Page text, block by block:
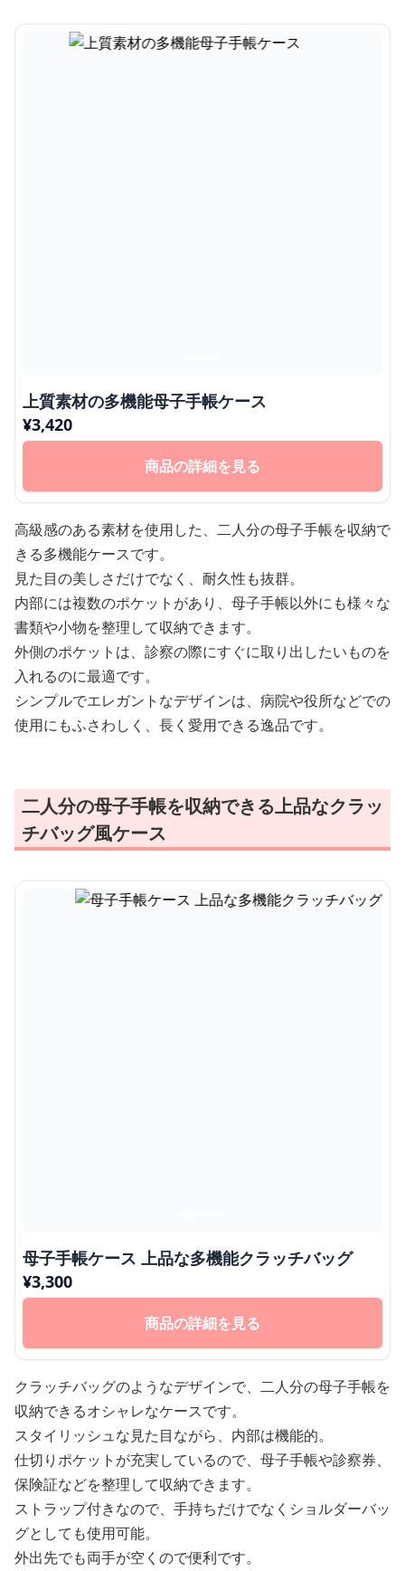
上質素材の多機能母子手帳ケース
¥3,420
商品の詳細を見る
高級感のある素材を使用した、二人分の母子手帳を収納で
きる多機能ケースです。
見た目の美しさだけでなく、耐久性も抜群。
内部には複数のポケットがあり、母子手帳以外にも様々な
書類や小物を整理して収納できます。
外側のポケットは、診察の際にすぐに取り出したいものを
入れるのに最適です。
シンプルでエレガントなデザインは、病院や役所などでの
使用にもふさわしく、長く愛用できる逸品です。
二人分の母子手帳を収納できる上品なクラッ
チバッグ風ケース
母子手帳ケース 上品な多機能クラッチバッグ
¥3,300
商品の詳細を見る
クラッチバッグのようなデザインで、二人分の母子手帳を
収納できるオシャレなケースです。
スタイリッシュな見た目ながら、内部は機能的。
仕切りポケットが充実しているので、母子手帳や診察券、
保険証などを整理して収納できます。
ストラップ付きなので、手持ちだけでなくショルダーバッ
グとしても使用可能。
外出先でも両手が空くので便利です。